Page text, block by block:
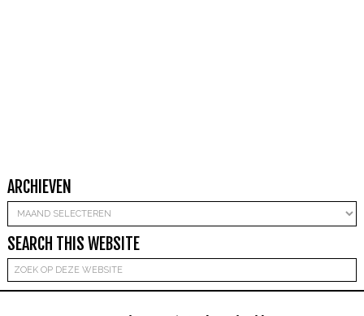
ARCHIEVEN
Archieven
SEARCH THIS WEBSITE